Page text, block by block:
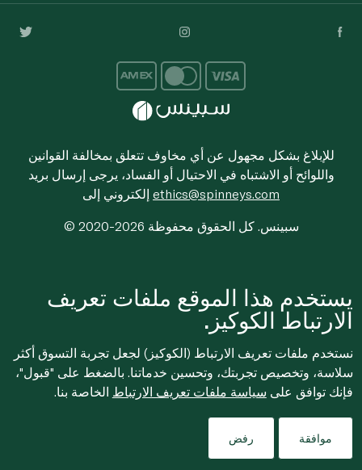
للإبلاغ بشكل مجهول عن أي مخاوف تتعلق بمخالفة القوانين
واللوائح أو الاشتباه في الاحتيال أو الفساد، يرجى إرسال بريد
ethics@spinneys.com
© 2020-2026 سبينس. كل الحقوق محفوظة
يستخدم هذا الموقع ملفات تعريف
الارتباط الكوكيز.
نستخدم ملفات تعريف الارتباط (الكوكيز) لجعل تجربة التسوق أكثر
سلاسة، وتخصيص تجربتك، وتحسين خدماتنا. بالضغط على "قبول"،
فإنك توافق على سياسة ملفات تعريف الارتباط الخاصة بنا.
موافقة رفض